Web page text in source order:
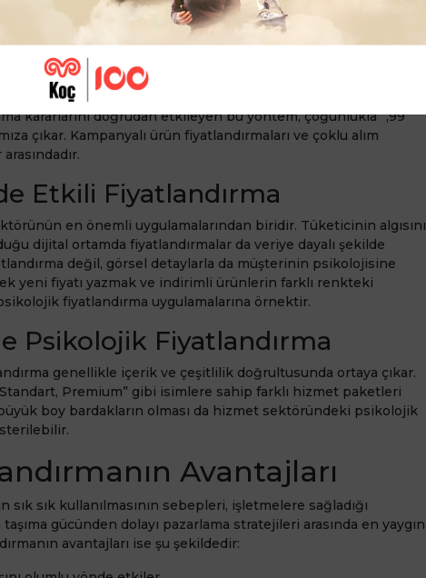
stratejileri ile satışlarını artırırlar. Psikolojik
şu şekilde açıklayabiliriz:
Uygulamalar
psikolojik fiyatlandırma kullanımı çok yaygındır.
kararlarını doğrudan etkileyen bu yöntem, çoğunlukla “,99”
çıkar. Kampanyalı ürün fiyatlandırmaları ve çoklu alım
Etkili Fiyatlandırma
en önemli uygulamalarından biridir. Tüketicinin algısını
dijital ortamda fiyatlandırmalar da veriye dayalı şekilde
değil, görsel detaylarla da müşterinin psikolojisine
yeni fiyatı yazmak ve indirimli ürünlerin farklı renkteki
fiyatlandırma uygulamalarına örnektir.
Psikolojik Fiyatlandırma
genellikle içerik ve çeşitlilik doğrultusunda ortaya çıkar.
Premium” gibi isimlere sahip farklı hizmet paketleri
boy bardakların olması da hizmet sektöründeki psikolojik
Avantajları
sık kullanılmasının sebepleri, işletmelere sağladığı
taşıma gücünden dolayı pazarlama stratejileri arasında en yaygın
avantajları ise şu şekildedir: